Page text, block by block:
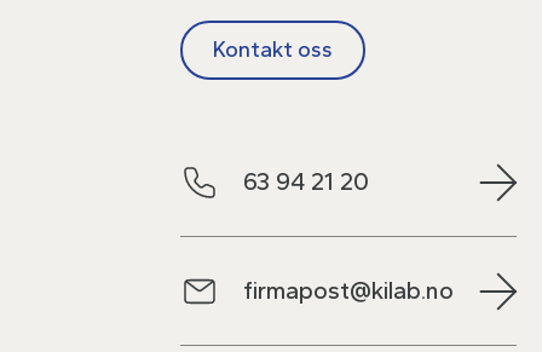
Kontakt oss
63 94 21 20
firmapost@kilab.no